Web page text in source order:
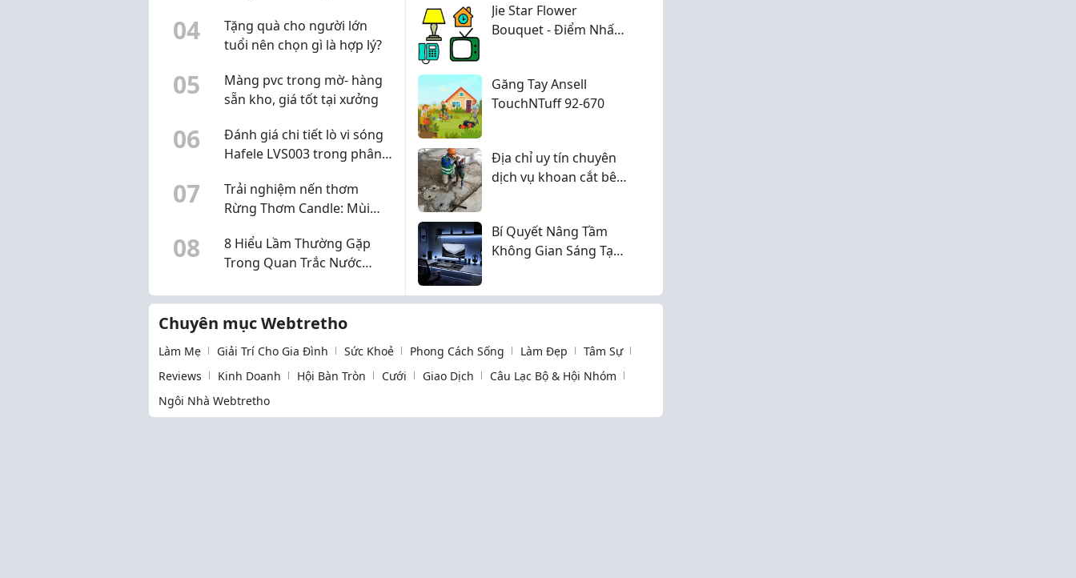
04
Tặng quà cho người lớn
tuổi nên chọn gì là hợp lý?
05
Màng pvc trong mờ- hàng
sẵn kho, giá tốt tại xưởng
06
Đánh giá chi tiết lò vi sóng
Hafele LVS003 trong phân
07
Trải nghiệm nến thơm
Rừng Thơm Candle: Mùi
cho góc làm việc
08
8 Hiểu Lầm Thường Gặp
Trong Quan Trắc Nước
Biết
Jie Star Flower
Bouquet - Điểm Nhấn
Găng Tay Ansell
TouchNTuff 92-670
Địa chỉ uy tín chuyên
dịch vụ khoan cắt bê
Bí Quyết Nâng Tầm
Không Gian Sáng Tạo
Chuyên mục Webtretho
Làm Mẹ Giải Trí Cho Gia Đình Sức Khoẻ Phong Cách Sống Làm Đẹp
Tâm Sự
Reviews
Kinh Doanh Hội Bàn Tròn Cưới Giao Dịch
Câu Lạc Bộ & Hội Nhóm
Ngôi Nhà Webtretho